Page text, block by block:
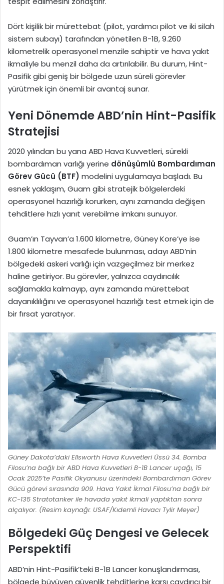
Dört kişilik bir mürettebat (pilot, yardımcı pilot ve iki silah
sistem subayı) tarafından yönetilen B-1B, 9.260
kilometrelik operasyonel menzile sahiptir ve hava yakıt
ikmaliyle bu menzil daha da artırılabilir. Bu durum, Hint-
Pasifik gibi geniş bir bölgede uzun süreli görevler
yürütmek için önemli bir avantaj sunar.
Yeni Dönemde ABD’nin Hint-Pasifik
Stratejisi
2020 yılından bu yana ABD Hava Kuvvetleri, sürekli
bombardıman varlığı yerine dönüşümlü Bombardıman
Görev Gücü (BTF) modelini uygulamaya başladı. Bu
esnek yaklaşım, Guam gibi stratejik bölgelerdeki
operasyonel hazırlığı korurken, aynı zamanda değişen
tehditlere hızlı yanıt verebilme imkanı sunuyor.
Guam’ın Tayvan’a 1.600 kilometre, Güney Kore’ye ise
1.800 kilometre mesafede bulunması, adayı ABD’nin
bölgedeki askeri varlığı için vazgeçilmez bir merkez
haline getiriyor. Bu görevler, yalnızca caydırıcılık
sağlamakla kalmayıp, aynı zamanda mürettebat
dayanıklılığını ve operasyonel hazırlığı test etmek için de
bir fırsat yaratıyor.
Güney Dakota’daki Ellsworth Hava Kuvvetleri Üssü 34. Bomba
Filosu’na bağlı bir ABD Hava Kuvvetleri B-1B Lancer uçağı, 15
Ocak 2025’te Pasifik Okyanusu üzerindeki Bombardıman Görev
Gücü görevi sırasında 909. Hava Yakıt İkmal Filosu’na bağlı bir
KC-135 Stratotanker ile havada yakıt ikmali yaptıktan sonra
alçalıyor. (Resim kaynağı: USAF/Kıdemli Havacı Tylir Meyer)
Bölgedeki Güç Dengesi ve Gelecek
Perspektifi
ABD’nin Hint-Pasifik’teki B-1B Lancer konuşlandırması,
bölgede büyüyen güvenlik tehditlerine karşı caydırıcı bir